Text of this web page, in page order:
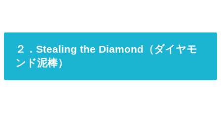
２．Stealing the Diamond（ダイヤモ
ンド泥棒）